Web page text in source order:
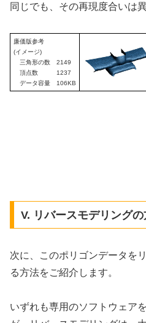
同じでも、その再現度合いは
廉価版参考
(イメージ)
三角形の数 2149
頂点数 1237
データ容量 106KB
V. リバースモデリング
次に、このポリゴンデータを
る方法をご紹介します。
いずれも専用のソフトウェア